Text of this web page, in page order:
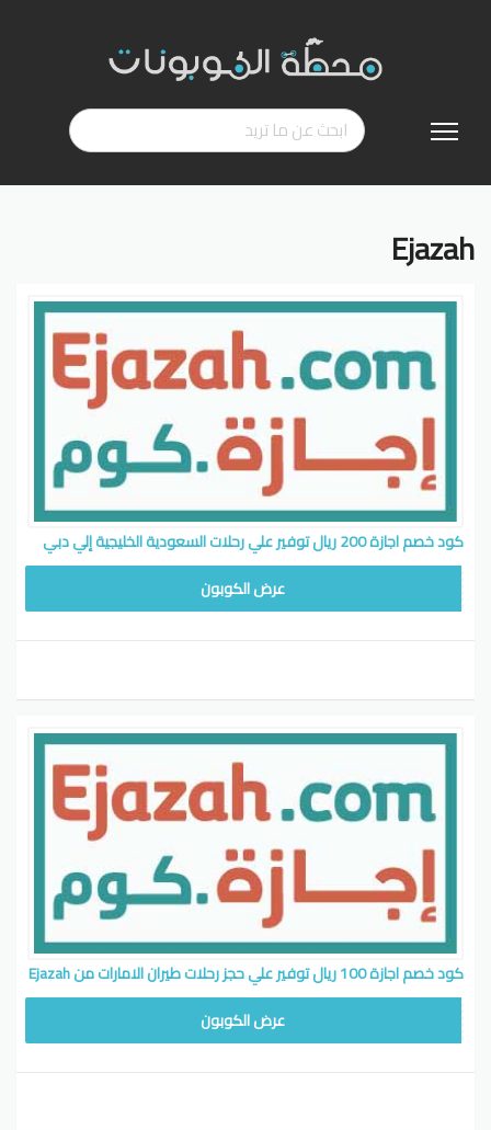
إلى
Ejazah
كود خصم اجازة 200 ريال توفير علي رحلات السعودية الخليجية إلي دبي
عرض الكوبون
كود خصم اجازة 100 ريال توفير علي حجز رحلات طيران الامارات من Ejazah
عرض الكوبون